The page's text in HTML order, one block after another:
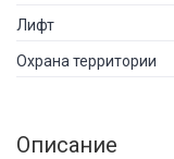
Лифт
Охрана территории
Описание